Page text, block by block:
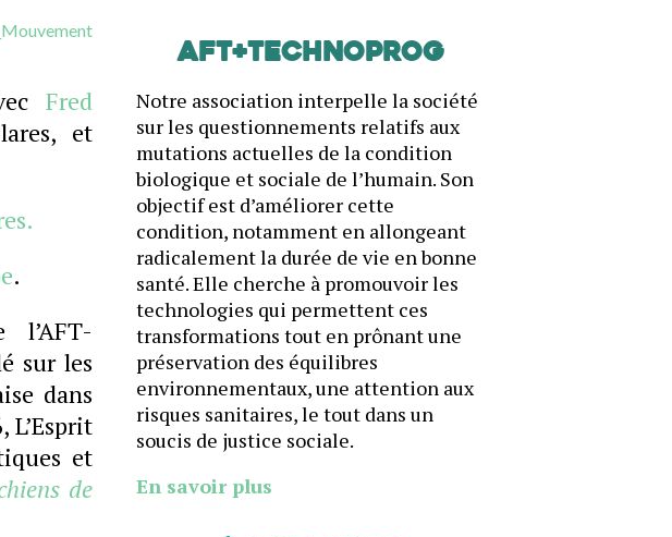
Fred
et
.
sur les
dans
L’Esprit
et
de
AFT+Technoprog
Notre association interpelle la société
sur les questionnements relatifs aux
mutations actuelles de la condition
biologique et sociale de l’humain. Son
objectif est d’améliorer cette
condition, notamment en allongeant
radicalement la durée de vie en bonne
santé. Elle cherche à promouvoir les
technologies qui permettent ces
transformations tout en prônant une
préservation des équilibres
environnementaux, une attention aux
risques sanitaires, le tout dans un
soucis de justice sociale.
En savoir plus